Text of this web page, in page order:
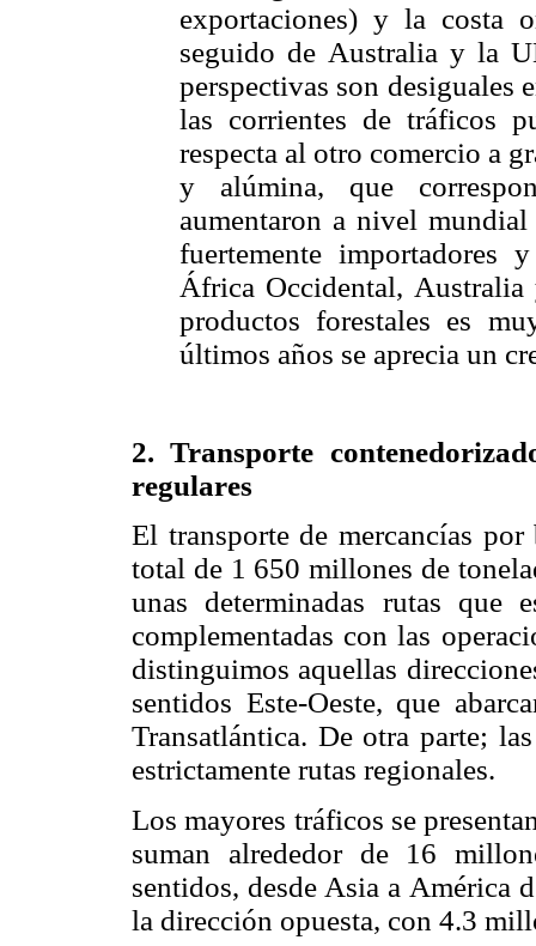
exportaciones) y la costa
seguido de Australia y la
perspectivas son desiguales
las corrientes de tráficos
respecta al otro comercio a
y alúmina, que
aumentaron a nivel
fuertemente importadores
África Occidental,
productos forestales es
últimos años se aprecia un
2. Transporte
regulares
El transporte de mercancías
total de 1 650 millones de
unas determinadas rutas que
complementadas con las
distinguimos aquellas
sentidos Este-Oeste, que
Transatlántica. De otra parte;
estrictamente rutas regionales.
Los mayores tráficos se
suman alrededor de 16
sentidos, desde Asia a América
la dirección opuesta, con 4.3